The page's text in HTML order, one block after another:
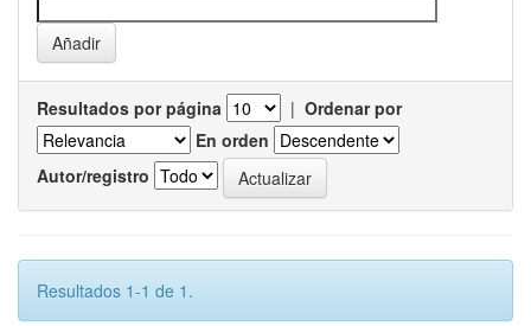
Resultados por página | Ordenar por
En orden
Autor/registro
Resultados 1-1 de 1.